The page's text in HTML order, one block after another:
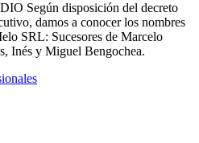
Según disposición del decreto
damos a conocer los nombres
SRL: Sucesores de Marcelo
Inés y Miguel Bengochea.